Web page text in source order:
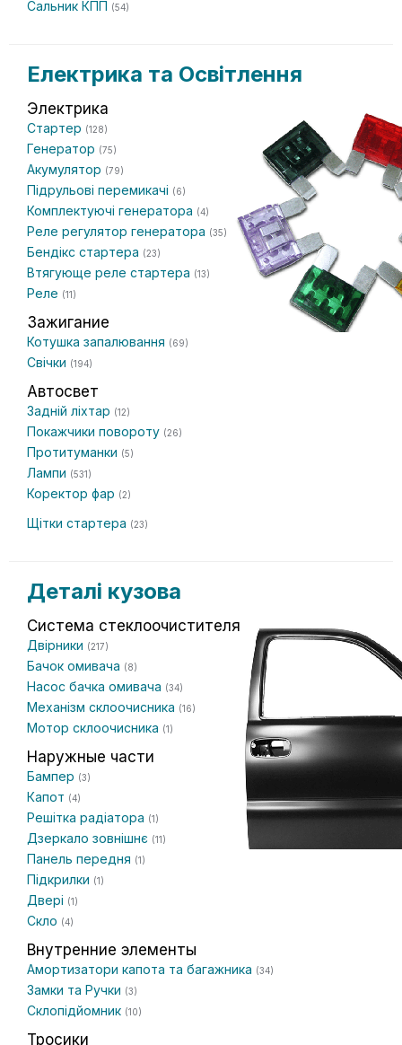
Сальник КПП (54)
Електрика та Освітлення
Электрика
Стартер (128)
Генератор (75)
Акумулятор (79)
Підрульові перемикачі (6)
Комплектуючі генератора (4)
Реле регулятор генератора (35)
Бендікс стартера (23)
Втягующе реле стартера (13)
Реле (11)
Зажигание
Котушка запалювання (69)
Свічки (194)
Автосвет
Задній ліхтар (12)
Покажчики повороту (26)
Протитуманки (5)
Лампи (531)
Коректор фар (2)
Щітки стартера (23)
Деталі кузова
Система стеклоочистителя
Двірники (217)
Бачок омивача (8)
Насос бачка омивача (34)
Механізм склоочисника (16)
Мотор склоочисника (1)
Наружные части
Бампер (3)
Капот (4)
Решітка радіатора (1)
Дзеркало зовнішнє (11)
Панель передня (1)
Підкрилки (1)
Двері (1)
Скло (4)
Внутренние элементы
Амортизатори капота та багажника (34)
Замки та Ручки (3)
Склопідйомник (10)
Тросики